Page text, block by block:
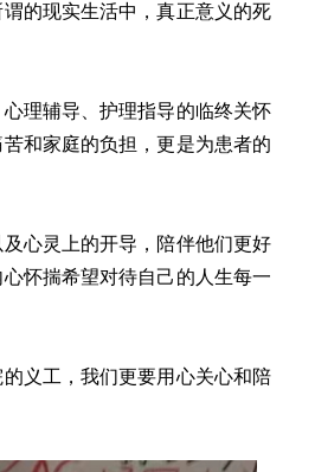
的现实生活中，真正意义的死
理辅导、护理指导的临终关怀
和家庭的负担，更是为患者的
心灵上的开导，陪伴他们更好
怀揣希望对待自己的人生每一
义工，我们更要用心关心和陪